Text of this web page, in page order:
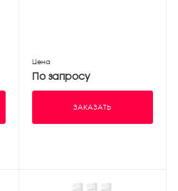
Цена
По запросу
ЗАКАЗАТЬ